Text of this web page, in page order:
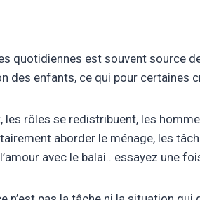
quotidiennes est souvent source
des enfants, ce qui pour
les rôles se redistribuent, les
aborder le ménage, les
avec le balai.. essayez une